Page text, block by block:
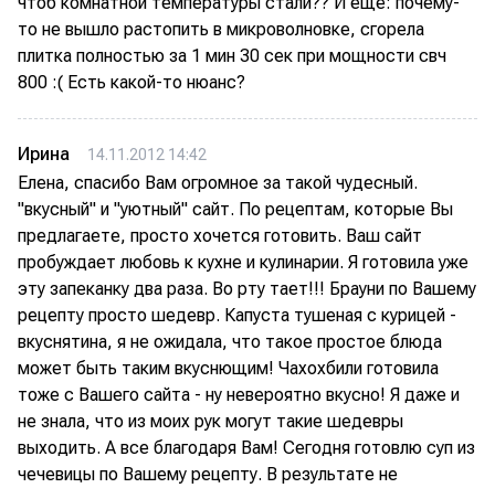
то не вышло растопить в микроволновке, сгорела
плитка полностью за 1 мин 30 сек при мощности свч
800 :( Есть какой-то нюанс?
Ирина 14.11.2012 14:42
Елена, спасибо Вам огромное за такой чудесный.
"вкусный" и "уютный" сайт. По рецептам, которые Вы
предлагаете, просто хочется готовить. Ваш сайт
пробуждает любовь к кухне и кулинарии. Я готовила уже
эту запеканку два раза. Во рту тает!!! Брауни по Вашему
рецепту просто шедевр. Капуста тушеная с курицей -
вкуснятина, я не ожидала, что такое простое блюда
может быть таким вкуснющим! Чахохбили готовила
тоже с Вашего сайта - ну невероятно вкусно! Я даже и
не знала, что из моих рук могут такие шедевры
выходить. А все благодаря Вам! Сегодня готовлю суп из
чечевицы по Вашему рецепту. В результате не